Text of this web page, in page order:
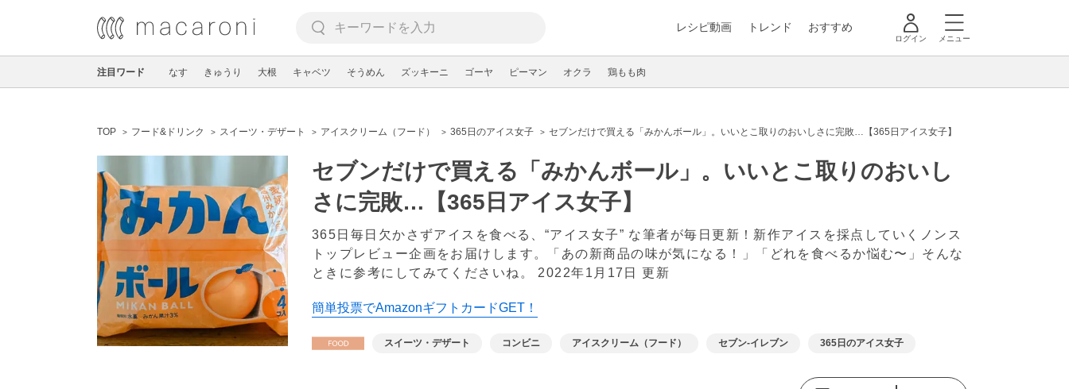
レシピ動画 トレンド おすすめ
ログイン メニュー
注目ワード なす きゅうり 大根 キャベツ そうめん ズッキーニ ゴーヤ ピーマン オクラ 鶏もも肉
TOP フード&ドリンク スイーツ・デザート アイスクリーム（フード） 365日のアイス女子 セブンだけで買える「みかんボール」。いいとこ取りのおいしさに完敗…【365日アイス女子】
セブンだけで買える「みかんボール」。いいとこ取りのおいし
さに完敗…【365日アイス女子】
365日毎日欠かさずアイスを食べる、“アイス女子” な筆者が毎日更新！新作アイスを採点していくノンス
トップレビュー企画をお届けします。「あの新商品の味が気になる！」「どれを食べるか悩む〜」そんな
ときに参考にしてみてくださいね。 2022年1月17日 更新
簡単投票でAmazonギフトカードGET！
スイーツ・デザート コンビニ アイスクリーム（フード） セブン-イレブン 365日のアイス女子